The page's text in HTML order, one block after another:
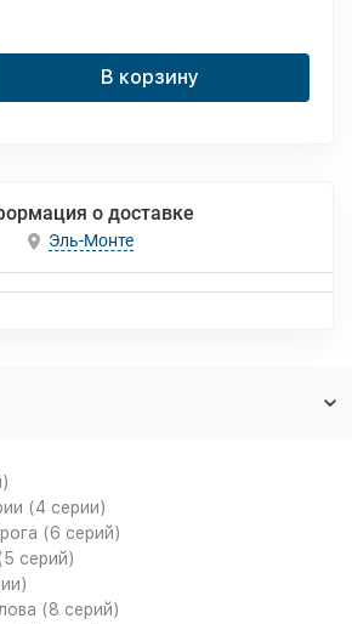
В корзину
о доставке
Эль-Монте
(4 серии)
(6 серий)
серий)
(8 серий)